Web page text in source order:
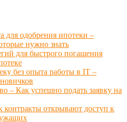
для одобрения ипотеки –
нужно знать
для быстрого погашения
без опыта работы в IT –
– Как успешно подать заявку на
контракты открывают доступ к